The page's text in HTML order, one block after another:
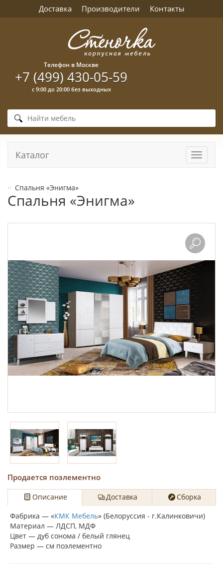
Доставка Производители Контакты
Телефон в Москве
+7 (499) 430-05-59
с 9:00 до 20:00 без выходных
Каталог
Спальня «Энигма»
Спальня «Энигма»
Продается поэлементно
Описание Доставка
Сборка
Фабрика — «КМК Мебель» (Белоруссия - г.Калинковичи)
Материал — ЛДСП, МДФ
Цвет — дуб сонома / белый глянец
Размер — см поэлементно